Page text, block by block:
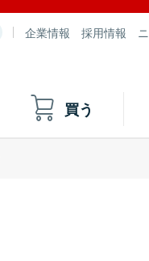
企業情報 採用情報
買う